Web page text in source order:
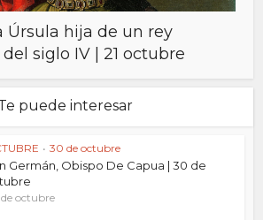
Úrsula hija de un rey
siglo IV | 21 octubre
puede interesar
• 30 de octubre
Germán, Obispo De Capua | 30 de
octubre